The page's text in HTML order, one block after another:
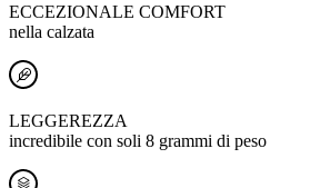
ECCEZIONALE COMFORT
nella calzata
LEGGEREZZA
incredibile con soli 8 grammi di peso